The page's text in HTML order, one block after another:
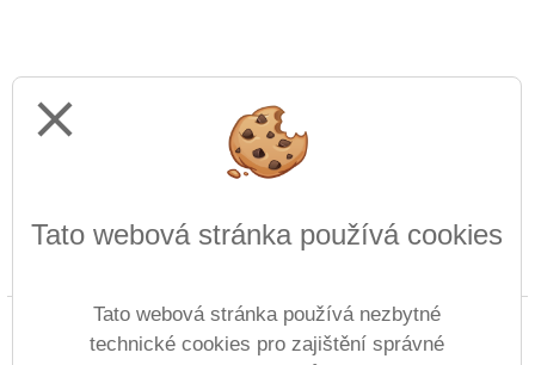
Copyright © 2022 - 2023 ZŠ speciální Lomnice nad
Popelkou &
Vitalex Group- Tvorba školních
close
Tato webová stránka používá cookies
Tato webová stránka používá nezbytné
technické cookies pro zajištění správné